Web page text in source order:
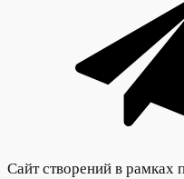
Сайт створений в рамках